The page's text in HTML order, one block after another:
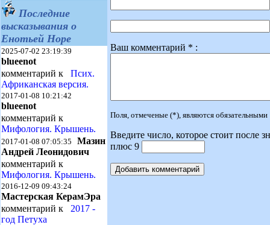
Последние
высказывания о
Енотьей Норе
2025-07-02 23:19:39
blueenot
комментарий к Псих.
Африканская версия.
2017-01-08 10:21:42
blueenot
комментарий к
Мифология. Крышень.
2017-01-08 07:05:35 Мазин
Андрей Леонидович
комментарий к
Мифология. Крышень.
2016-12-09 09:43:24
Мастерская КерамЭра
комментарий к 2017 -
год Петуха
Ваш комментарий * :
Поля, отмеченые (*), являются обязательными
Введите число, которое стоит после
плюс 9